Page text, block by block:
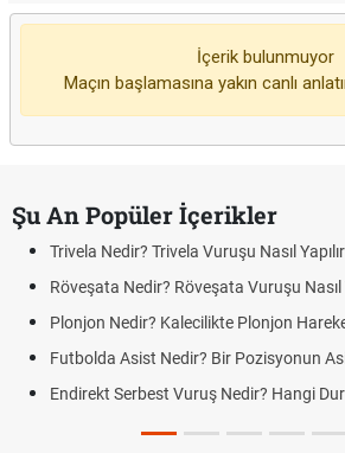
İçerik bulunmuyor
Maçın başlamasına yakın canlı
Şu An Popüler İçerikler
Trivela Nedir? Trivela Vuruşu Nasıl
Röveşata Nedir? Röveşata Vuruşu Nasıl
Plonjon Nedir? Kalecilikte Plonjon
Futbolda Asist Nedir? Bir Pozisyonun
Endirekt Serbest Vuruş Nedir? Hangi